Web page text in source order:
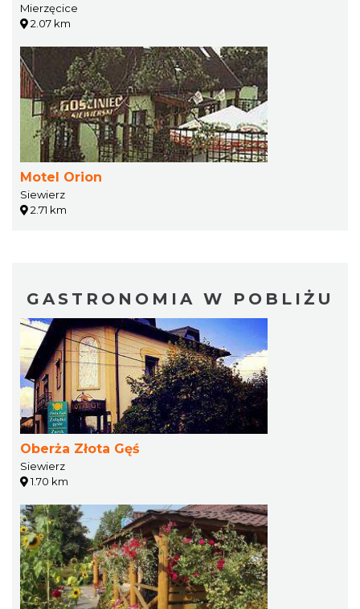
Mierzęcice
2.07 km
Motel Orion
Siewierz
2.71 km
GASTRONOMIA W POBLIŻU
Oberża Złota Gęś
Siewierz
1.70 km